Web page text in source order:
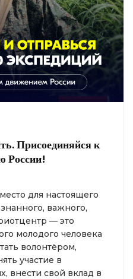
Присоединяйся к
России!
для настоящего
важного,
— это
молодого человека
волонтёром,
участие в
внести свой вклад в